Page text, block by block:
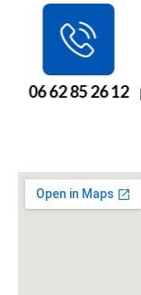
06 62 85 26 12